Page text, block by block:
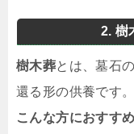
2. 樹
樹木葬とは、墓石
還る形の供養です。
こんな方におすすめ